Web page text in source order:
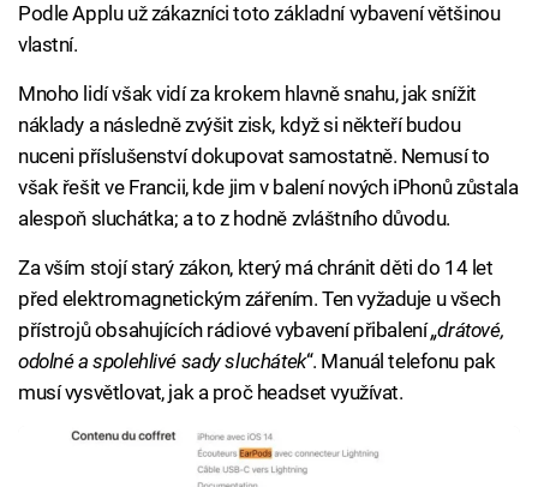
Podle Applu už zákazníci toto základní vybavení většinou
vlastní.
Mnoho lidí však vidí za krokem hlavně snahu, jak snížit
náklady a následně zvýšit zisk, když si někteří budou
nuceni příslušenství dokupovat samostatně. Nemusí to
však řešit ve Francii, kde jim v balení nových iPhonů zůstala
alespoň sluchátka; a to z hodně zvláštního důvodu.
Za vším stojí starý zákon, který má chránit děti do 14 let
před elektromagnetickým zářením. Ten vyžaduje u všech
přístrojů obsahujících rádiové vybavení přibalení„drátové,
odolné a spolehlivé sady sluchátek“. Manuál telefonu pak
musí vysvětlovat, jak a proč headset využívat.